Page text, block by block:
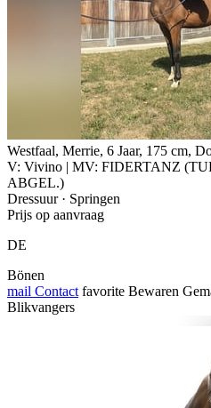
Westfaal, Merrie, 6 Jaar, 175 cm,
V: Vivino | MV: FIDERTANZ
ABGEL.)
Dressuur · Springen
Prijs op aanvraag
DE
Bönen
mail Contact favorite Bewaren
Blikvangers